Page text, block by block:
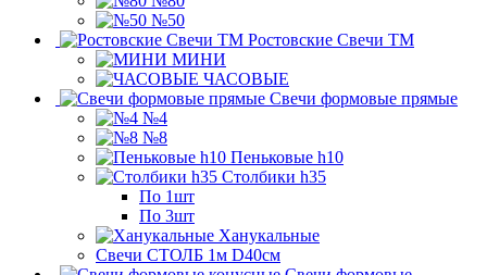
№50
Ростовские Свечи ТМ
МИНИ
ЧАСОВЫЕ
Свечи формовые прямые
№4
№8
Пеньковые h10
Столбики h35
По 1шт
По 3шт
Ханукальные
Свечи СТОЛБ 1м D40см